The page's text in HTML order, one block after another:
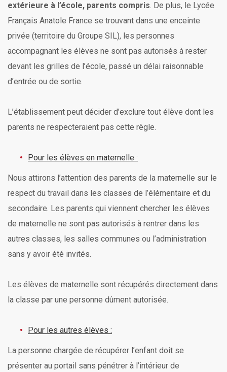
extérieure à l’école, parents compris. De plus, le Lycée
Français Anatole France se trouvant dans une enceinte
privée (territoire du Groupe SIL), les personnes
accompagnant les élèves ne sont pas autorisés à rester
devant les grilles de l’école, passé un délai raisonnable
d’entrée ou de sortie.
L’établissement peut décider d’exclure tout élève dont les
parents ne respecteraient pas cette règle.
Pour les élèves en maternelle :
Nous attirons l’attention des parents de la maternelle sur le
respect du travail dans les classes de l’élémentaire et du
secondaire. Les parents qui viennent chercher les élèves
de maternelle ne sont pas autorisés à rentrer dans les
autres classes, les salles communes ou l’administration
sans y avoir été invités.
Les élèves de maternelle sont récupérés directement dans
la classe par une personne dûment autorisée.
Pour les autres élèves :
La personne chargée de récupérer l’enfant doit se
présenter au portail sans pénétrer à l’intérieur de